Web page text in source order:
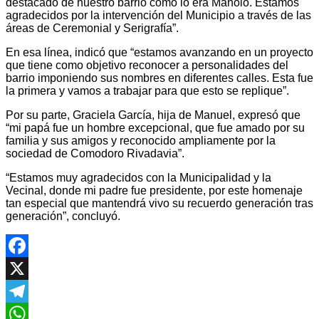
destacado de nuestro barrio como lo era Manolo. Estamos
agradecidos por la intervención del Municipio a través de las
áreas de Ceremonial y Serigrafía”.
En esa línea, indicó que “estamos avanzando en un proyecto
que tiene como objetivo reconocer a personalidades del
barrio imponiendo sus nombres en diferentes calles. Esta fue
la primera y vamos a trabajar para que esto se replique”.
Por su parte, Graciela García, hija de Manuel, expresó que
“mi papá fue un hombre excepcional, que fue amado por su
familia y sus amigos y reconocido ampliamente por la
sociedad de Comodoro Rivadavia”.
“Estamos muy agradecidos con la Municipalidad y la
Vecinal, donde mi padre fue presidente, por este homenaje
tan especial que mantendrá vivo su recuerdo generación tras
generación”, concluyó.
Facebook
X
Telegram